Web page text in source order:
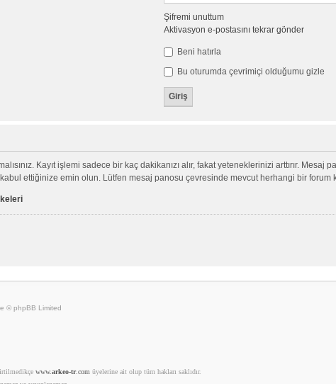
Şifremi unuttum
Aktivasyon e-postasını tekrar gönder
Beni hatırla
Bu oturumda çevrimiçi olduğumu gizle
Kayıt işlemi sadece bir kaç dakikanızı alır, fakat yeteneklerinizi arttırır.
ettiğinize emin olun. Lütfen mesaj panosu çevresinde mevcut herhangi bir forum
© phpBB Limited
www.arkeo-tr.com üyelerine ait olup tüm hakları saklıdır.